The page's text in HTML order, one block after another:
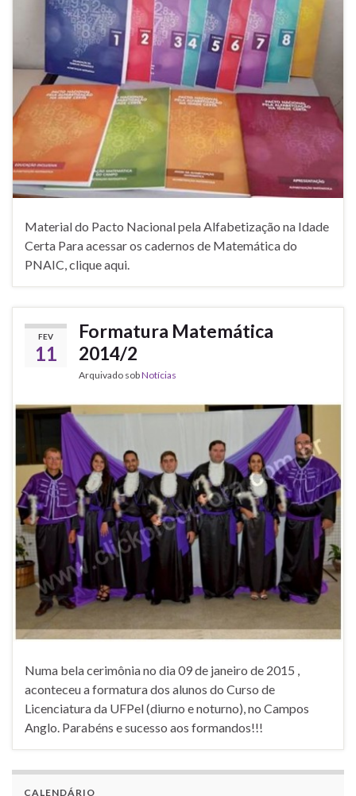
Material do Pacto Nacional pela Alfabetização na Idade
Certa Para acessar os cadernos de Matemática do
PNAIC, clique aqui.
FEV
11
Formatura Matemática
2014/2
Arquivado sobNotícias
Numa bela cerimônia no dia 09 de janeiro de 2015 ,
aconteceu a formatura dos alunos do Curso de
Licenciatura da UFPel (diurno e noturno), no Campos
Anglo. Parabéns e sucesso aos formandos!!!
CALENDÁRIO